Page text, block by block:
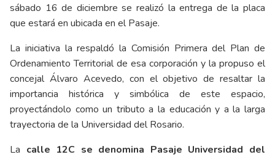
sábado 16 de diciembre se realizó la entrega de la placa
que estará en ubicada en el Pasaje.
La iniciativa la respaldó la Comisión Primera del Plan de
Ordenamiento Territorial de esa corporación y la propuso el
concejal Álvaro Acevedo, con el objetivo de resaltar la
importancia histórica y simbólica de este espacio,
proyectándolo como un tributo a la educación y a la larga
trayectoria de la Universidad del Rosario.
La calle 12C se denomina Pasaje Universidad del